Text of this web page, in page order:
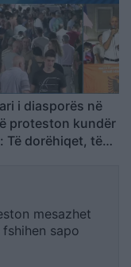
i diasporës në
proteston kundër
Të dorëhiqet, të
mesazhet
sapo